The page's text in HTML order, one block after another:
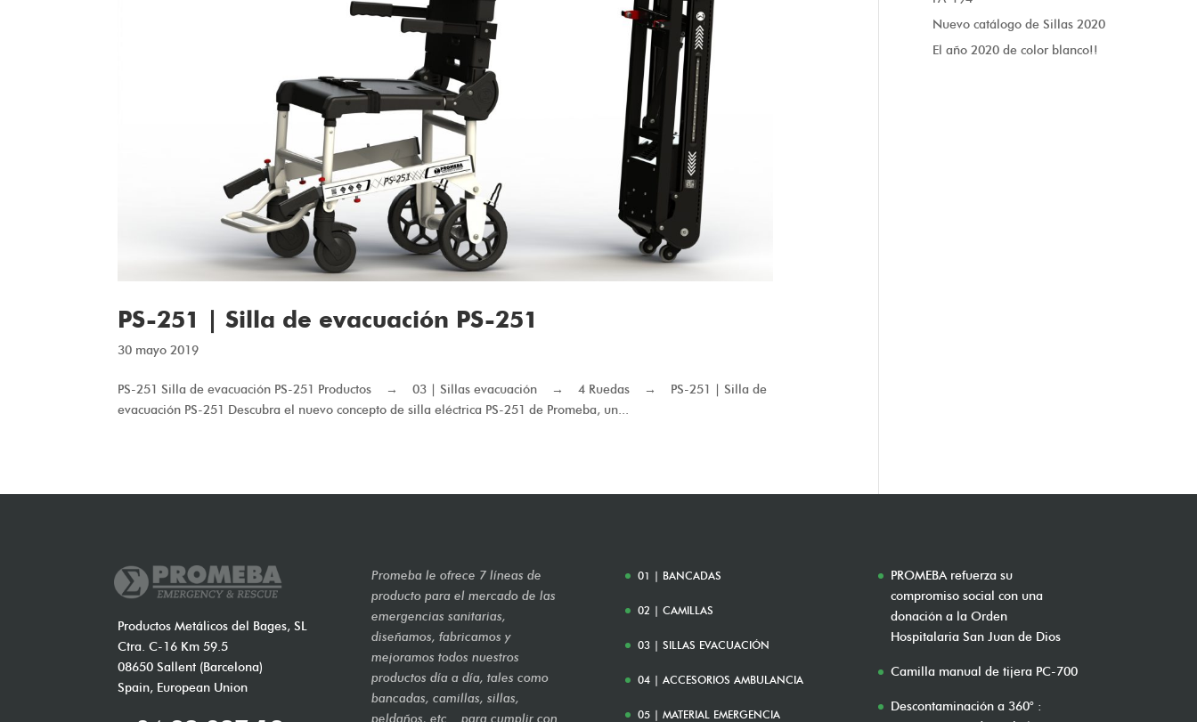
PS-251 | Silla de evacuación PS-251
30 mayo 2019
PS-251 Silla de evacuación PS-251 Productos → 03 | Sillas evacuación → 4 Ruedas → PS-251 | Silla de
evacuación PS-251 Descubra el nuevo concepto de silla eléctrica PS-251 de Promeba, un...
Nuevo catálogo de Sillas 2020
El año 2020 de color blanco!!
Productos Metálicos del Bages, SL
Ctra. C-16 Km 59.5
08650 Sallent (Barcelona)
Spain, European Union
Promeba le ofrece 7 líneas de
producto para el mercado de las
emergencias sanitarias,
diseñamos, fabricamos y
mejoramos todos nuestros
productos día a día, tales como
bancadas, camillas, sillas,
peldaños, etc... para cumplir con
01 | BANCADAS
02 | CAMILLAS
03 | SILLAS EVACUACIÓN
04 | ACCESORIOS AMBULANCIA
05 | MATERIAL EMERGENCIA
PROMEBA refuerza su
compromiso social con una
donación a la Orden
Hospitalaria San Juan de Dios
Camilla manual de tijera PC-700
Descontaminación a 360° :